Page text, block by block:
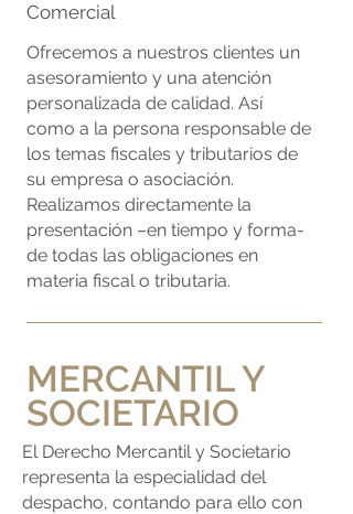
Comercial
Ofrecemos a nuestros clientes un
asesoramiento y una atención
personalizada de calidad. Así
como a la persona responsable de
los temas fiscales y tributarios de
su empresa o asociación.
Realizamos directamente la
presentación –en tiempo y forma-
de todas las obligaciones en
materia fiscal o tributaria.
MERCANTIL Y
SOCIETARIO
El Derecho Mercantil y Societario
representa la especialidad del
despacho, contando para ello con